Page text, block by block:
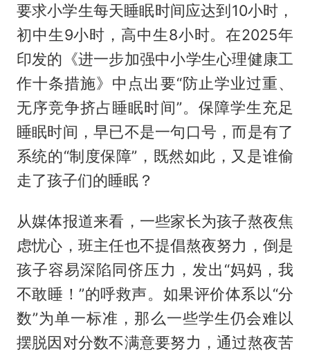
要求小学生每天睡眠时间应达到10小时，
初中生9小时，高中生8小时。在2025年
印发的《进一步加强中小学生心理健康工
作十条措施》中点出要“防止学业过重、
无序竞争挤占睡眠时间”。保障学生充足
睡眠时间，早已不是一句口号，而是有了
系统的“制度保障”，既然如此，又是谁偷
走了孩子们的睡眠？
从媒体报道来看，一些家长为孩子熬夜焦
虑忧心，班主任也不提倡熬夜努力，倒是
孩子容易深陷同侪压力，发出“妈妈，我
不敢睡！”的呼救声。如果评价体系以“分
数”为单一标准，那么一些学生仍会难以
摆脱因对分数不满意要努力，通过熬夜苦